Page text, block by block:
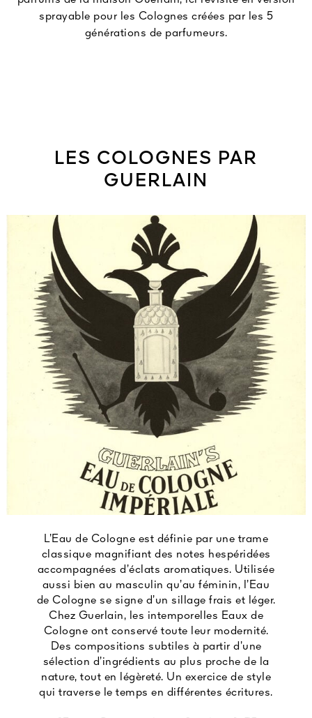
sprayable pour les Colognes créées par les 5
générations de parfumeurs.
LES COLOGNES PAR
GUERLAIN
L’Eau de Cologne est définie par une trame
classique magnifiant des notes hespéridées
accompagnées d’éclats aromatiques. Utilisée
aussi bien au masculin qu’au féminin, l’Eau
de Cologne se signe d’un sillage frais et léger.
Chez Guerlain, les intemporelles Eaux de
Cologne ont conservé toute leur modernité.
Des compositions subtiles à partir d’une
sélection d’ingrédients au plus proche de la
nature, tout en légèreté. Un exercice de style
qui traverse le temps en différentes écritures.